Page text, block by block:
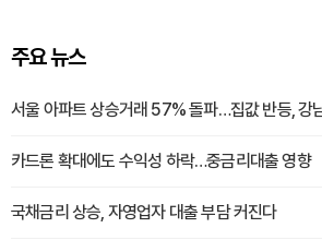
주요 뉴스
서울 아파트 상승거래 57% 돌파…집값 반등, 강
카드론 확대에도 수익성 하락…중금리대출 영향
국채금리 상승, 자영업자 대출 부담 커진다